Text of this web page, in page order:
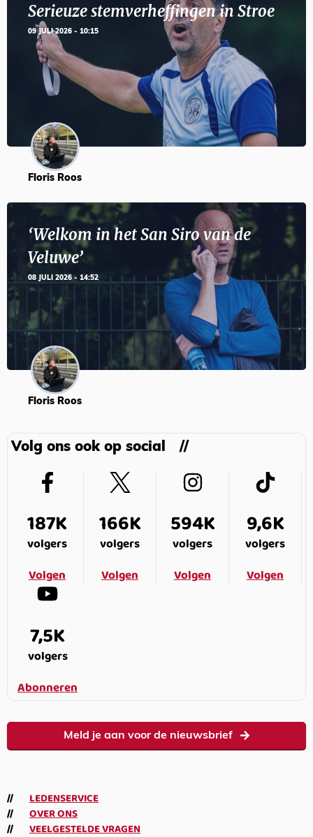
Serieuze stemverheffingen in Stroe
09 JULI 2026 - 10:15
Floris Roos
‘Welkom in het San Siro van de
Veluwe’
08 JULI 2026 - 14:52
Floris Roos
Volg ons ook op social
187K
volgers
Volgen
166K
volgers
Volgen
594K
volgers
Volgen
9,6K
volgers
Volgen
7,5K
volgers
Abonneren
Meld je aan voor de nieuwsbrief
LEDENSERVICE
OVER ONS
VEELGESTELDE VRAGEN